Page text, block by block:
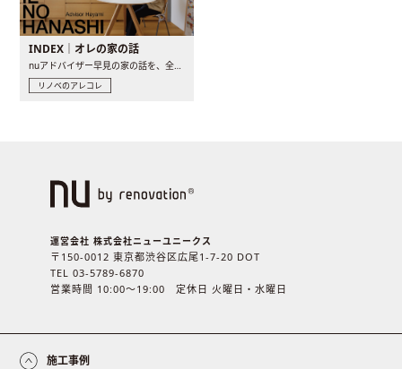
INDEX｜オレの家の話
nuアドバイザー早見の家の話を、全4話でお届け。リノベーションを..
リノベのアレコレ
運営会社 株式会社ニューユニークス
〒150-0012 東京都渋谷区広尾1-7-20 DOT
TEL 03-5789-6870
営業時間 10:00〜19:00 定休日 火曜日・水曜日
施工事例